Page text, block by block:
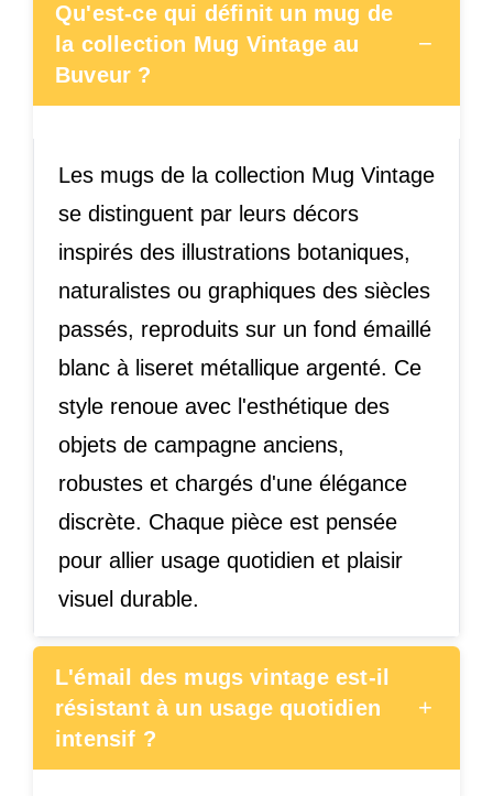
Qu'est-ce qui définit un mug de
la collection Mug Vintage au
Buveur ?
−
Les mugs de la collection Mug Vintage
se distinguent par leurs décors
inspirés des illustrations botaniques,
naturalistes ou graphiques des siècles
passés, reproduits sur un fond émaillé
blanc à liseret métallique argenté. Ce
style renoue avec l'esthétique des
objets de campagne anciens,
robustes et chargés d'une élégance
discrète. Chaque pièce est pensée
pour allier usage quotidien et plaisir
visuel durable.
L'émail des mugs vintage est-il
résistant à un usage quotidien
intensif ?
+